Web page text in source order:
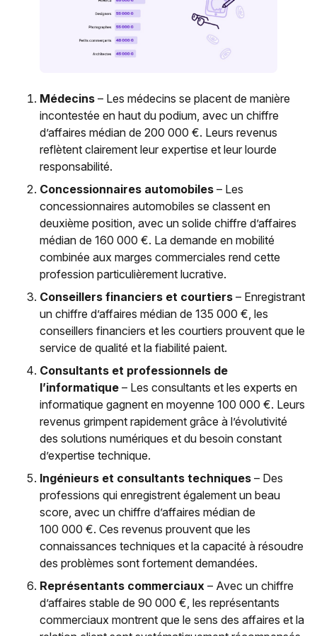
Médecins – Les médecins se placent de manière
incontestée en haut du podium, avec un chiffre
d’affaires médian de 200 000 €. Leurs revenus
reflètent clairement leur expertise et leur lourde
responsabilité.
Concessionnaires automobiles – Les
concessionnaires automobiles se classent en
deuxième position, avec un solide chiffre d’affaires
médian de 160 000 €. La demande en mobilité
combinée aux marges commerciales rend cette
profession particulièrement lucrative.
Conseillers financiers et courtiers – Enregistrant
un chiffre d’affaires médian de 135 000 €, les
conseillers financiers et les courtiers prouvent que le
service de qualité et la fiabilité paient.
Consultants et professionnels de
l’informatique – Les consultants et les experts en
informatique gagnent en moyenne 100 000 €. Leurs
revenus grimpent rapidement grâce à l’évolutivité
des solutions numériques et du besoin constant
d’expertise technique.
Ingénieurs et consultants techniques – Des
professions qui enregistrent également un beau
score, avec un chiffre d’affaires médian de
100 000 €. Ces revenus prouvent que les
connaissances techniques et la capacité à résoudre
des problèmes sont fortement demandées.
Représentants commerciaux – Avec un chiffre
d’affaires stable de 90 000 €, les représentants
commerciaux montrent que le sens des affaires et la